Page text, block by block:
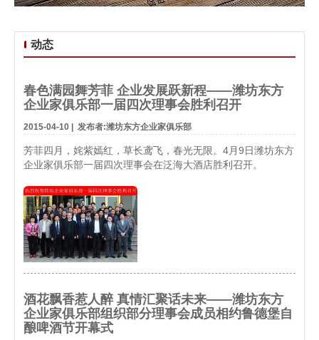
动态
春色满园舞芳菲 企业发展跃新程——潍坊东方
企业家俱乐部一届四次理事会胜利召开
2015-04-10 发布者:潍坊东方企业家俱乐部
芳菲四月，姹紫嫣红，草长鸢飞，春光无限。4月9日潍坊东方
企业家俱乐部一届四次理事会在泛海大酒店胜利召开。
酒花飘香惹人醉 真情汇聚话未来——潍坊东方
企业家俱乐部组织部分理事会成员相约鲁德堡自
酿啤酒节开幕式